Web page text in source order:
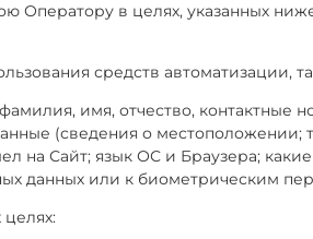
Оператору в целях, указанных
средств автоматизации,
фамилия, имя, отчество, контактные
(сведения о
на Сайт; язык ОС и Браузера;
данных или к биометрическим